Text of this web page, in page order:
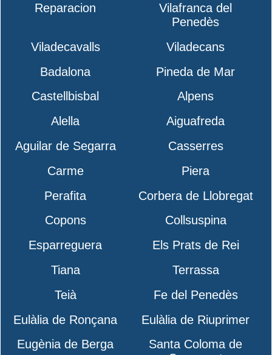
Reparacion
Vilafranca del
Penedès
Viladecavalls
Viladecans
Badalona
Pineda de Mar
Castellbisbal
Alpens
Alella
Aiguafreda
Aguilar de Segarra
Casserres
Carme
Piera
Perafita
Corbera de Llobregat
Copons
Collsuspina
Esparreguera
Els Prats de Rei
Tiana
Terrassa
Teià
Fe del Penedès
Eulàlia de Ronçana
Eulàlia de Riuprimer
Eugènia de Berga
Santa Coloma de